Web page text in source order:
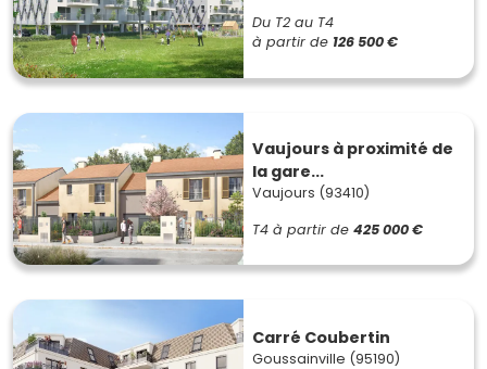
Du T2 au T4
à partir de 126 500 €
Vaujours à proximité de
la gare...
Vaujours (93410)
T4 à partir de 425 000 €
Carré Coubertin
Goussainville (95190)